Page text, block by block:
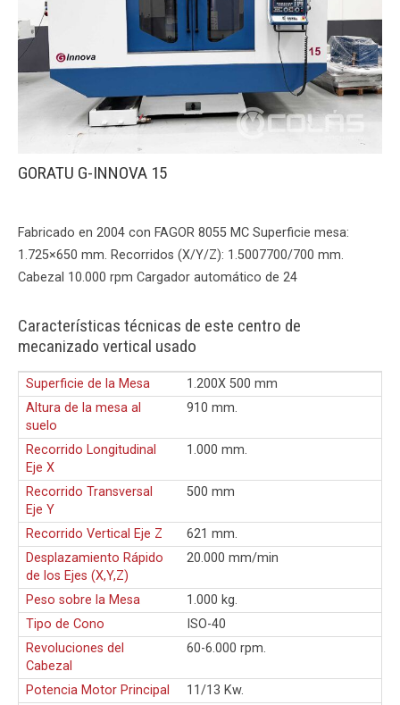
GORATU G-INNOVA 15
Fabricado en 2004 con FAGOR 8055 MC Superficie mesa:
1.725×650 mm. Recorridos (X/Y/Z): 1.5007700/700 mm.
Cabezal 10.000 rpm Cargador automático de 24
Características técnicas de este centro de
mecanizado vertical usado
Superficie de la Mesa
1.200X 500 mm
Altura de la mesa al
suelo
910 mm.
Recorrido Longitudinal
Eje X
1.000 mm.
Recorrido Transversal
Eje Y
500 mm
Recorrido Vertical Eje Z
621 mm.
Desplazamiento Rápido
de los Ejes (X,Y,Z)
20.000 mm/min
Peso sobre la Mesa
1.000 kg.
Tipo de Cono
ISO-40
Revoluciones del
Cabezal
60-6.000 rpm.
Potencia Motor Principal
11/13 Kw.